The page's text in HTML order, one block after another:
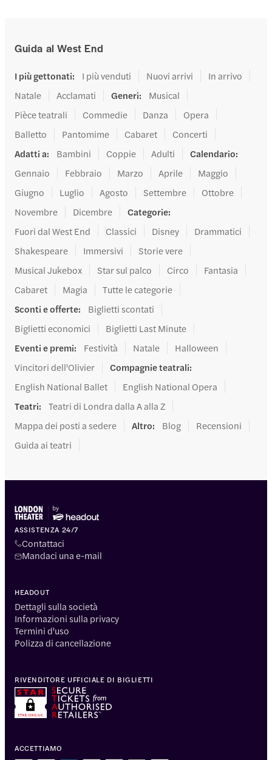
Guida al West End
I più gettonati: I più venduti Nuovi arrivi
In arrivo
Natale
Acclamati Generi:
Musical
Pièce teatrali
Commedie Danza
Opera
Balletto
Pantomime Cabaret
Concerti
Adatti a: Bambini Coppie Adulti Calendario:
Gennaio
Febbraio Marzo Aprile
Maggio
Giugno
Luglio Agosto Settembre
Ottobre
Novembre
Dicembre Categorie:
Fuori dal West End
Classici Disney
Drammatici
Shakespeare
Immersivi
Storie vere
Musical Jukebox
Star sul palco Circo
Fantasia
Cabaret
Magia
Tutte le categorie
Sconti e offerte:
Biglietti scontati
Biglietti economici
Biglietti Last Minute
Eventi e premi: Festività Natale
Halloween
Vincitori dell'Olivier
Compagnie teatrali:
English National Ballet
English National Opera
Teatri:
Teatri di Londra dalla A alla Z
Mappa dei posti a sedere
Altro: Blog
Recensioni
Guida ai teatri
ASSISTENZA 24/7
Contattaci
Mandaci una e-mail
HEADOUT
Dettagli sulla società
Informazioni sulla privacy
Termini d'uso
Polizza di cancellazione
ACCETTIAMO
RIVENDITORE UFFICIALE DI BIGLIETTI